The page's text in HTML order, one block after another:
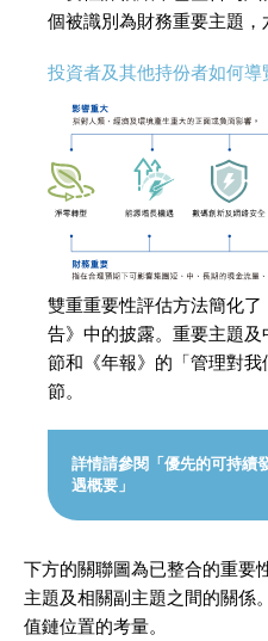
個被識別為財務重要主題，
投資者及其他持份者如何
雙重重要性評估方法簡化
告》中的披露。重要主題
節和《年報》的「管理對
節。
詳情請參閱「優先的可持續
遇概要」
下方的關聯圖為已整合的重要
主題及相關副主題之間的關係
值鏈位置的考量。